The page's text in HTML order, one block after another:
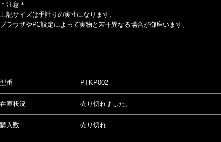
＊注意＊
上記サイズは手計りの実寸になります。
ブラウザやPC設定によって実物と若干異なる場合が御座います。
型番 PTKP002
在庫状況 売り切れました。
購入数 売り切れ